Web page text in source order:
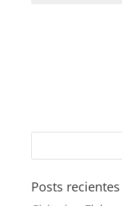
Posts recientes